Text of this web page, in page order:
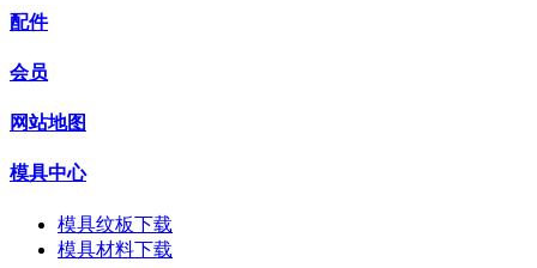
配件
会员
网站地图
模具中心
模具纹板下载
模具材料下载